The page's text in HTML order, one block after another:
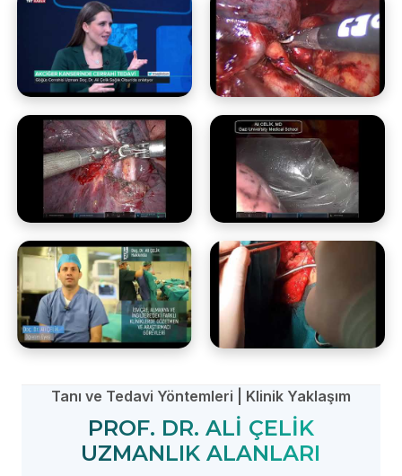
Tanı ve Tedavi Yöntemleri | Klinik Yaklaşım
PROF. DR. ALI ÇELIK
UZMANLIK ALANLARI